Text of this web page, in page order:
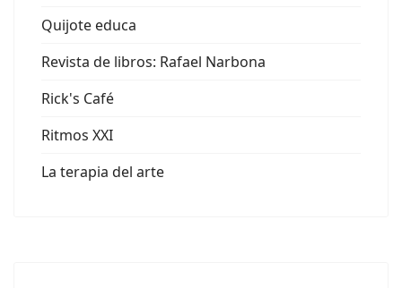
Quijote educa
Revista de libros: Rafael Narbona
Rick's Café
Ritmos XXI
La terapia del arte